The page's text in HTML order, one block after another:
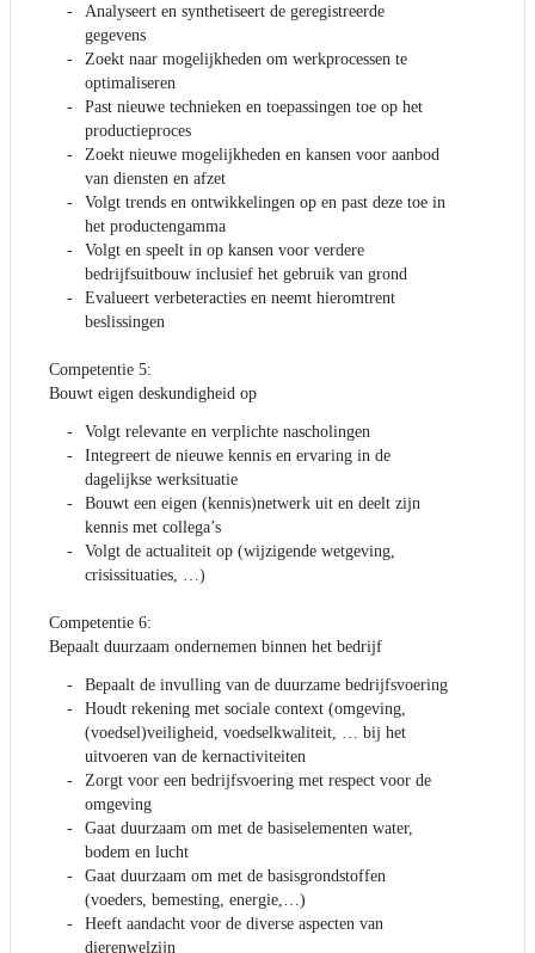
Analyseert en synthetiseert de geregistreerde
gegevens
Zoekt naar mogelijkheden om werkprocessen te
optimaliseren
Past nieuwe technieken en toepassingen toe op het
productieproces
Zoekt nieuwe mogelijkheden en kansen voor aanbod
van diensten en afzet
Volgt trends en ontwikkelingen op en past deze toe in
het productengamma
Volgt en speelt in op kansen voor verdere
bedrijfsuitbouw inclusief het gebruik van grond
Evalueert verbeteracties en neemt hieromtrent
beslissingen
Competentie 5:
Bouwt eigen deskundigheid op
Volgt relevante en verplichte nascholingen
Integreert de nieuwe kennis en ervaring in de
dagelijkse werksituatie
Bouwt een eigen (kennis)netwerk uit en deelt zijn
kennis met collega’s
Volgt de actualiteit op (wijzigende wetgeving,
crisissituaties, …)
Competentie 6:
Bepaalt duurzaam ondernemen binnen het bedrijf
Bepaalt de invulling van de duurzame bedrijfsvoering
Houdt rekening met sociale context (omgeving,
(voedsel)veiligheid, voedselkwaliteit, … bij het
uitvoeren van de kernactiviteiten
Zorgt voor een bedrijfsvoering met respect voor de
omgeving
Gaat duurzaam om met de basiselementen water,
bodem en lucht
Gaat duurzaam om met de basisgrondstoffen
(voeders, bemesting, energie,…)
Heeft aandacht voor de diverse aspecten van
dierenwelzijn